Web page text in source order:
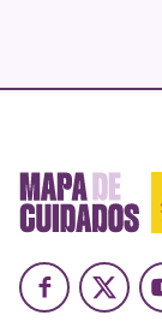
Facebook
X